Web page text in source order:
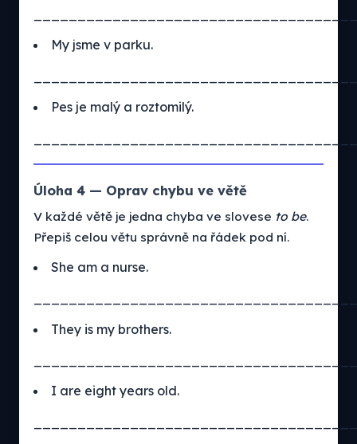
My jsme v parku.
Pes je malý a roztomilý.
Úloha 4 — Oprav chybu ve větě
V každé větě je jedna chyba ve slovese to be.
Přepiš celou větu správně na řádek pod ní.
She am a nurse.
They is my brothers.
I are eight years old.